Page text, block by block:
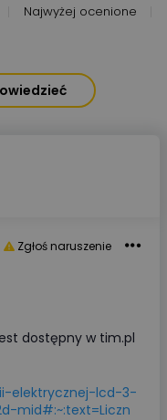
Najwyżej ocenione
Zgłoś naruszenie
dostępny w tim.pl
elektrycznej-lcd-3-
mid#:~:text=Liczn